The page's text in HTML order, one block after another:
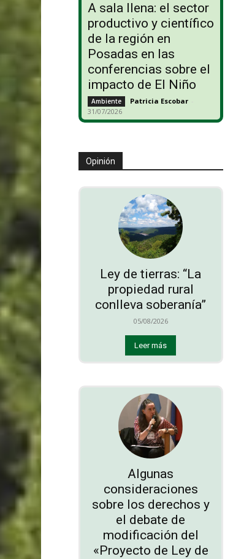
A sala llena: el sector
productivo y científico
de la región en
Posadas en las
conferencias sobre el
impacto de El Niño
Ambiente Patricia Escobar -
31/07/2026
Opinión
Ley de tierras: “La
propiedad rural
conlleva soberanía”
05/08/2026
Leer más
Algunas
consideraciones
sobre los derechos y
el debate de
modificación del
«Proyecto de Ley de